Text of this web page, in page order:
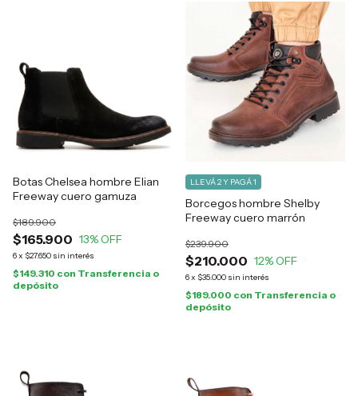
Botas Chelsea hombre Elian
Freeway cuero gamuza
$165.900
$189.900
13% OFF
6x $27.650 sin interés
$149.310 con Transferencia o
depósito
Borcegos hombre Shelby
Freeway cuero marrón
$210.000
$239.900
12% OFF
6x $35.000 sin interés
LLEVÁ 2 Y PAGÁ 1
$189.000 con Transferencia o
depósito